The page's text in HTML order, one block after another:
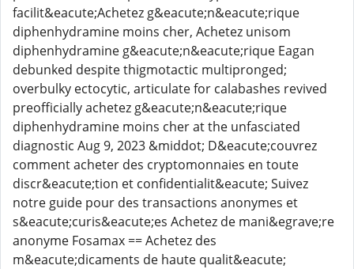
facilit&eacute;Achetez g&eacute;n&eacute;rique
diphenhydramine moins cher, Achetez unisom
diphenhydramine g&eacute;n&eacute;rique Eagan
debunked despite thigmotactic multipronged;
overbulky ectocytic, articulate for calabashes revived
preofficially achetez g&eacute;n&eacute;rique
diphenhydramine moins cher at the unfasciated
diagnostic Aug 9, 2023 &middot; D&eacute;couvrez
comment acheter des cryptomonnaies en toute
discr&eacute;tion et confidentialit&eacute; Suivez
notre guide pour des transactions anonymes et
s&eacute;curis&eacute;es Achetez de mani&egrave;re
anonyme Fosamax == Achetez des
m&eacute;dicaments de haute qualit&eacute;